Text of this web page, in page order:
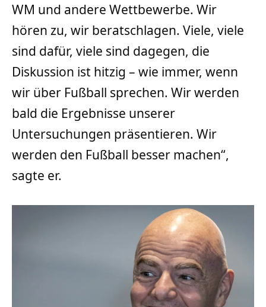
WM und andere Wettbewerbe. Wir
hören zu, wir beratschlagen. Viele, viele
sind dafür, viele sind dagegen, die
Diskussion ist hitzig – wie immer, wenn
wir über Fußball sprechen. Wir werden
bald die Ergebnisse unserer
Untersuchungen präsentieren. Wir
werden den Fußball besser machen“,
sagte er.